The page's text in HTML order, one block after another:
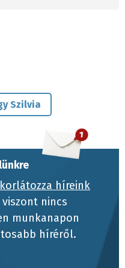
Szilvia
híreink
nincs
munkanapon
híréről.